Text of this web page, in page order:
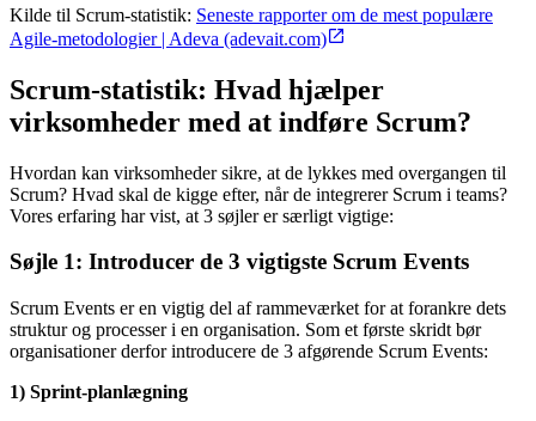
Kilde til Scrum-statistik: Seneste rapporter om de mest populære
Agile-metodologier | Adeva (adevait.com)
Scrum-statistik: Hvad hjælper
virksomheder med at indføre Scrum?
Hvordan kan virksomheder sikre, at de lykkes med overgangen til
Scrum? Hvad skal de kigge efter, når de integrerer Scrum i teams?
Vores erfaring har vist, at 3 søjler er særligt vigtige:
Søjle 1: Introducer de 3 vigtigste Scrum Events
Scrum Events er en vigtig del af rammeværket for at forankre dets
struktur og processer i en organisation. Som et første skridt bør
organisationer derfor introducere de 3 afgørende Scrum Events:
1) Sprint-planlægning